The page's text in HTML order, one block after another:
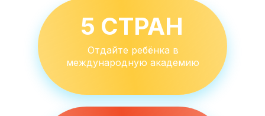
Отдайте ребёнка в
международную академию
5 СТРАН